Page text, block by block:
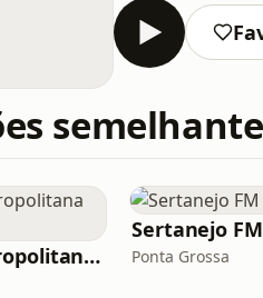
Rádio Metropolitana Sertanejo
Sertanejo FM
Ponta Grossa